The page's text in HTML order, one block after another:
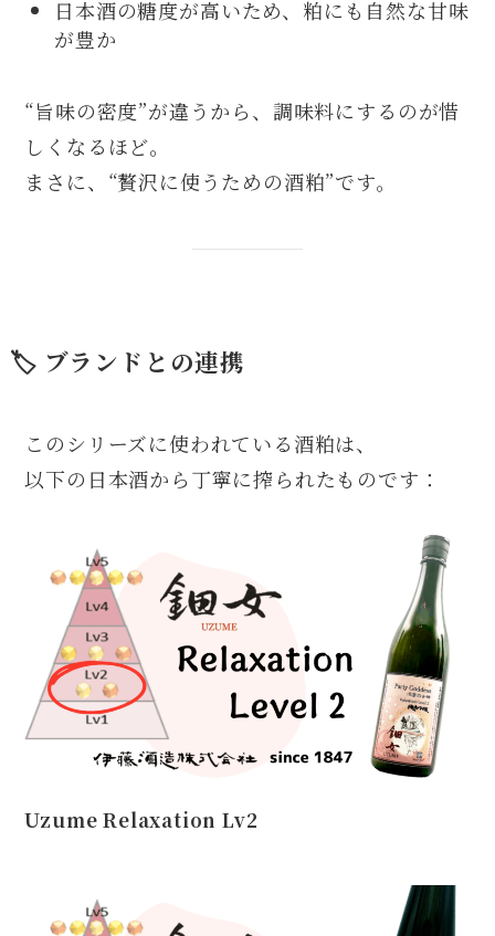
日本酒の糖度が高いため、粕にも自然な甘味
が豊か
“旨味の密度”が違うから、調味料にするのが惜
しくなるほど。
まさに、“贅沢に使うための酒粕”です。
🏷 ブランドとの連携
このシリーズに使われている酒粕は、
以下の日本酒から丁寧に搾られたものです：
Uzume Relaxation Lv2